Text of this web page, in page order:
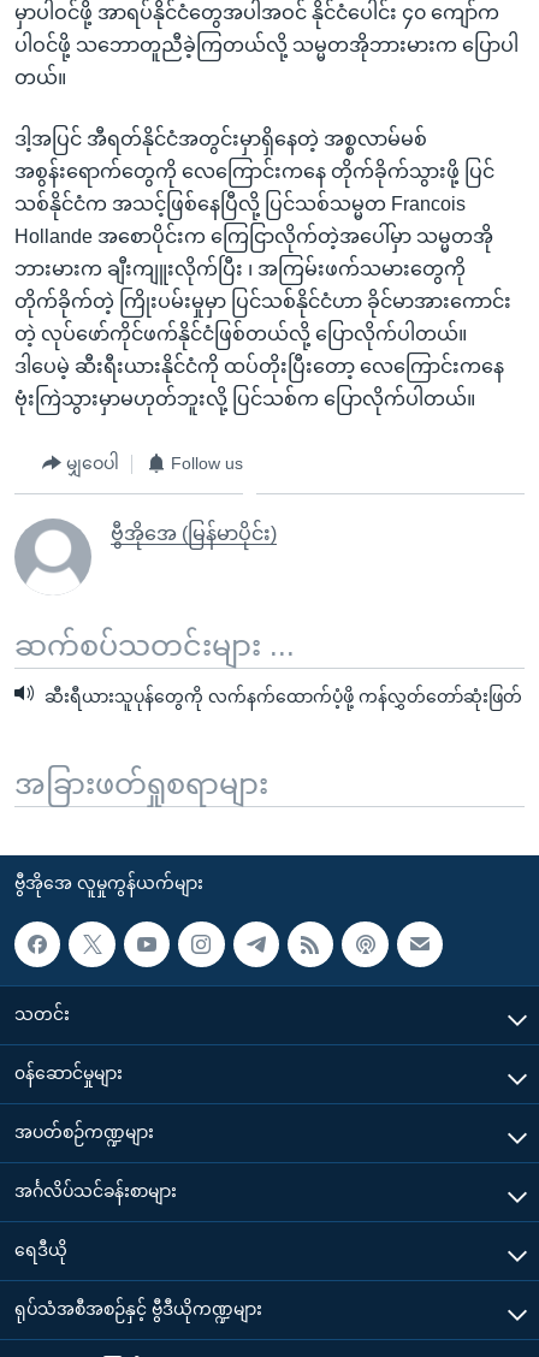
မှာပါဝင်ဖို့ အာရပ်နိုင်ငံတွေအပါအဝင် နိုင်ငံပေါင်း ၄၀ ကျော်က
ပါဝင်ဖို့ သဘောတူညီခဲ့ကြတယ်လို့ သမ္မတအိုဘားမားက ပြောပါ
တယ်။
ဒါ့အပြင် အီရတ်နိုင်ငံအတွင်းမှာရှိနေတဲ့ အစ္စလာမ်မစ်
အစွန်းရောက်တွေကို လေကြောင်းကနေ တိုက်ခိုက်သွားဖို့ ပြင်
သစ်နိုင်ငံက အသင့်ဖြစ်နေပြီလို့ ပြင်သစ်သမ္မတ Francois
Hollande အစောပိုင်းက ကြေငြာလိုက်တဲ့အပေါ်မှာ သမ္မတအို
ဘားမားက ချီးကျူးလိုက်ပြီး ၊ အကြမ်းဖက်သမားတွေကို
တိုက်ခိုက်တဲ့ ကြိုးပမ်းမှုမှာ ပြင်သစ်နိုင်ငံဟာ ခိုင်မာအားကောင်း
တဲ့ လုပ်ဖော်ကိုင်ဖက်နိုင်ငံဖြစ်တယ်လို့ ပြောလိုက်ပါတယ်။
ဒါပေမဲ့ ဆီးရီးယားနိုင်ငံကို ထပ်တိုးပြီးတော့ လေကြောင်းကနေ
ဗုံးကြဲသွားမှာမဟုတ်ဘူးလို့ ပြင်သစ်က ပြောလိုက်ပါတယ်။
မျှဝေပါ Follow us
ဗွီအိုအေ (မြန်မာပိုင်း)
ဆက်စပ်သတင်းများ ...
ဆီးရီယားသူပုန်တွေကို လက်နက်ထောက်ပံ့ဖို့ ကန်လွှတ်တော်ဆုံးဖြတ်
အခြားဖတ်ရှုစရာများ
ဗွီအိုအေ လူမှုကွန်ယက်များ
သတင်း
၀န်ဆောင်မှုများ
အပတ်စဉ်ကဏ္ဍများ
အင်္ဂလိပ်သင်ခန်းစာများ
ရေဒီယို
ရုပ်သံအစီအစဉ်နှင့် ဗွီဒီယိုကဏ္ဍများ